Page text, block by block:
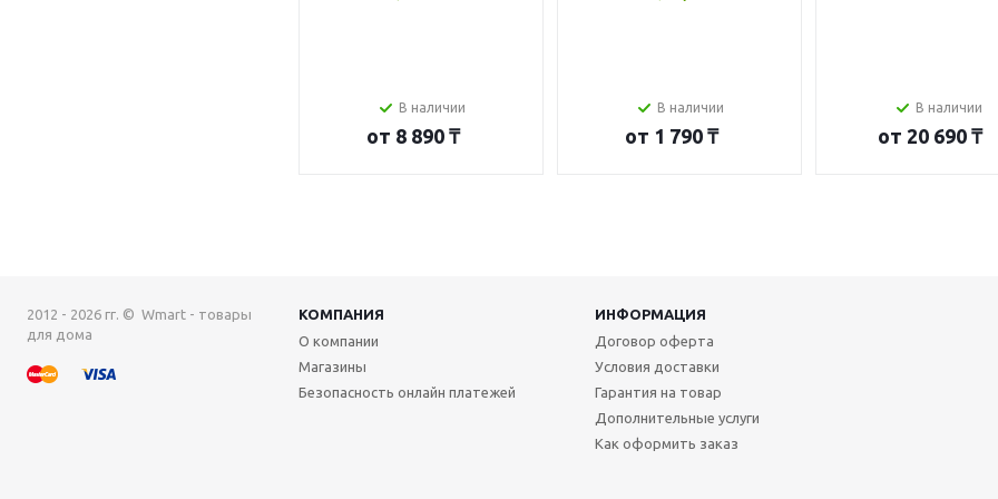
В наличии
от 8 890 ₸
В наличии
от 1 790 ₸
В наличии
от 20 690 ₸
2012 - 2026 гг. © Wmart - товары
для дома
КОМПАНИЯ
ИНФОРМАЦИЯ
О компании
Магазины
Безопасность онлайн платежей
Договор оферта
Условия доставки
Гарантия на товар
Дополнительные услуги
Как оформить заказ